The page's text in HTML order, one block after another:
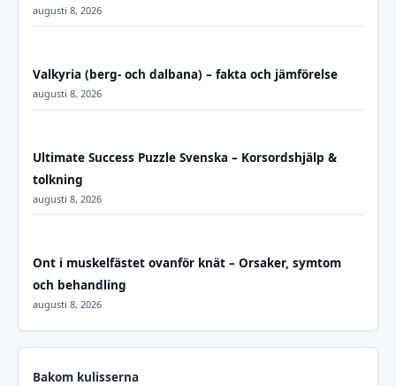
augusti 8, 2026
Valkyria (berg- och dalbana) – fakta och jämförelse
augusti 8, 2026
Ultimate Success Puzzle Svenska – Korsordshjälp &
tolkning
augusti 8, 2026
Ont i muskelfästet ovanför knät – Orsaker, symtom
och behandling
augusti 8, 2026
Bakom kulisserna